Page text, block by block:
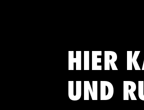
HIER
UND